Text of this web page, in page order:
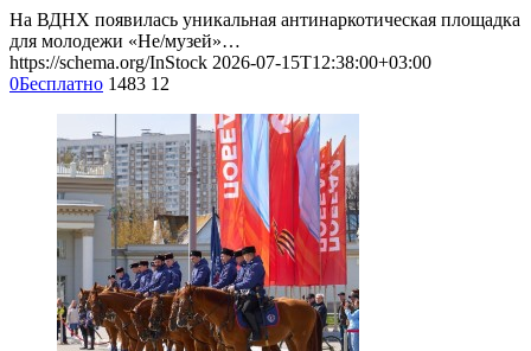
На ВДНХ появилась уникальная антинаркотическая площадка
для молодежи «Не/музей»…
https://schema.org/InStock 2026-07-15T12:38:00+03:00
0Бесплатно 1483 12